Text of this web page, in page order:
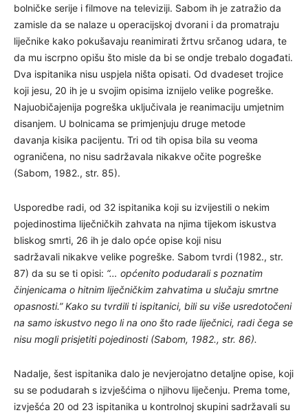
bolničke serije i filmove na televiziji. Sabom ih je zatražio da
zamisle da se nalaze u operacijskoj dvorani i da promatraju
liječnike kako pokušavaju reanimirati žrtvu srčanog udara, te
da mu iscrpno opišu što misle da bi se ondje trebalo događati.
Dva ispitanika nisu uspjela ništa opisati. Od dvadeset trojice
koji jesu, 20 ih je u svojim opisima iznijelo velike pogreške.
Najuobičajenija pogreška uključivala je reanimaciju umjetnim
disanjem. U bolnicama se primjenjuju druge metode
davanja kisika pacijentu. Tri od tih opisa bila su veoma
ograničena, no nisu sadržavala nikakve očite pogreške
(Sabom, 1982., str. 85).
Usporedbe radi, od 32 ispitanika koji su izvijestili o nekim
pojedinostima liječničkih zahvata na njima tijekom iskustva
bliskog smrti, 26 ih je dalo opće opise koji nisu
sadržavali nikakve velike pogreške. Sabom tvrdi (1982., str.
87) da su se ti opisi: “… općenito podudarali s poznatim
činjenicama o hitnim liječničkim zahvatima u slučaju smrtne
opasnosti.” Kako su tvrdili ti ispitanici, bili su više usredotočeni
na samo iskustvo nego li na ono što rade liječnici, radi čega se
nisu mogli prisjetiti pojedinosti (Sabom, 1982., str. 86).
Nadalje, šest ispitanika dalo je nevjerojatno detaljne opise, koji
su se podudarah s izvješćima o njihovu liječenju. Prema tome,
izvješća 20 od 23 ispitanika u kontrolnoj skupini sadržavali su